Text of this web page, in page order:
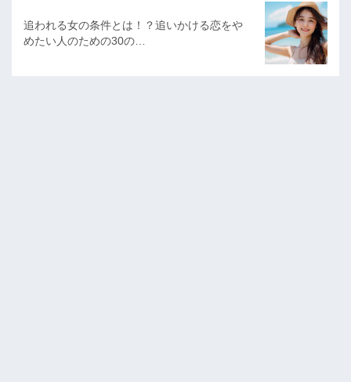
追われる女の条件とは！？追いかける恋をや
めたい人のための30の…